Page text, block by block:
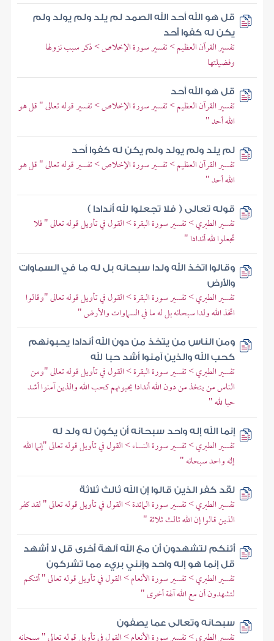
قل هو الله أحد الله الصمد لم يلد ولم يولد ولم
يكن له كفوا أحد
تفسير القرآن العظيم > تفسير سورة الإخلاص > ذكر سبب نزولها
وفضيلتها
قل هو الله أحد
تفسير القرآن العظيم > تفسير سورة الإخلاص > تفسير قوله تعالى " قل هو
الله أحد "
لم يلد ولم يولد ولم يكن له كفوا أحد
تفسير القرآن العظيم > تفسير سورة الإخلاص > تفسير قوله تعالى " قل هو
الله أحد "
قوله تعالى ( فلا تجعلوا لله أندادا )
تفسير الطبري > تفسير سورة البقرة > القول في تأويل قوله تعالى " فلا
تجعلوا لله أندادا "
وقالوا اتخذ الله ولدا سبحانه بل له ما في السماوات
والأرض
تفسير الطبري > تفسير سورة البقرة > القول في تأويل قوله تعالى "وقالوا
اتخذ الله ولدا سبحانه بل له ما في السماوات والأرض "
ومن الناس من يتخذ من دون الله أندادا يحبونهم
كحب الله والذين آمنوا أشد حبا لله
تفسير الطبري > تفسير سورة البقرة > القول في تأويل قوله تعالى "ومن
الناس من يتخذ من دون الله أندادا يحبونهم كحب الله والذين آمنوا أشد
حبا لله "
إنما الله إله واحد سبحانه أن يكون له ولد له
تفسير الطبري > تفسير سورة النساء > القول في تأويل قوله تعالى "إنما الله
إله واحد سبحانه "
لقد كفر الذين قالوا إن الله ثالث ثلاثة
تفسير الطبري > تفسير سورة المائدة > القول في تأويل قوله تعالى " لقد كفر
الذين قالوا إن الله ثالث ثلاثة "
أئنكم لتشهدون أن مع الله آلهة أخرى قل لا أشهد
قل إنما هو إله واحد وإنني بريء مما تشركون
تفسير الطبري > تفسير سورة الأنعام > القول في تأويل قوله تعالى " أئنكم
لتشهدون أن مع الله آلهة أخرى "
سبحانه وتعالى عما يصفون